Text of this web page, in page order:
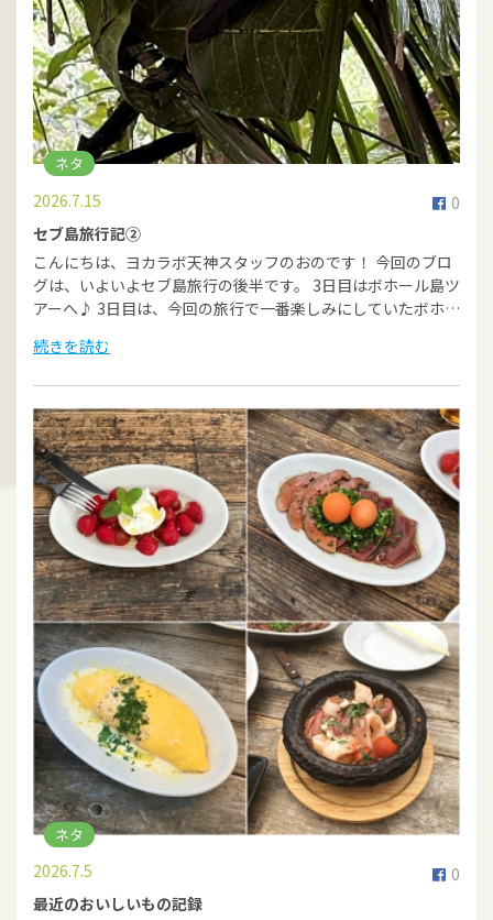
ネタ
0
2026.7.15
セブ島旅行記②
こんにちは、ヨカラボ天神スタッフのおのです！ 今回のブロ
グは、いよいよセブ島旅行の後半です。 3日目はボホール島ツ
アーへ♪ 3日目は、今回の旅行で一番楽しみにしていたボホ…
続きを読む
ネタ
0
2026.7.5
最近のおいしいもの記録